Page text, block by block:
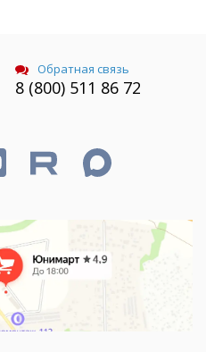
Обратная связь
8 (800) 511 86 72